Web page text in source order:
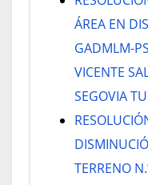
ÁREA EN
GADMLM-
VICENTE
SEGOVIA
TERRENO